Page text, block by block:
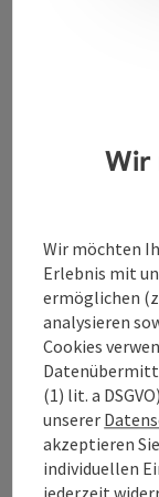
WGD
GmbH
Lindengasse 9
4040 Linz
+43 732 7277 -
Wir
Wir möchten
Erlebnis mit
ermöglichen
analysieren
Cookies
(1) lit. a
unserer
akzeptieren
individuellen
jederzeit